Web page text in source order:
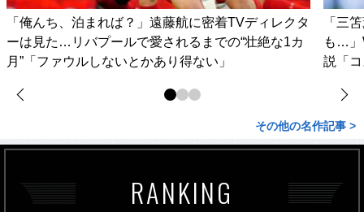
「俺んち、泊まれば？」遠藤航に密着TVディレクタ
ーは見た…リバプールで愛されるまでの“壮絶な1カ
月”「ファウルしないとかあり得ない」
「三
も…」
説「
その他の名作記事 >
RANKING